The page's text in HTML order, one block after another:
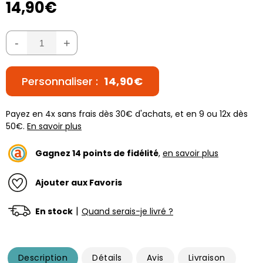
14,90€
- +
Personnaliser : 14,90€
Payez en 4x sans frais dès 30€ d'achats, et en 9 ou 12x dès
50€. En savoir plus
Gagnez 14 points de fidélité, en savoir plus
Ajouter aux Favoris
En stock | Quand serais-je livré ?
Description Détails Avis Livraison